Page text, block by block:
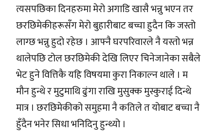
त्यसपछिका दिनहरुमा मेरो अगाडि खासै भन्नु भएन तर
छरछिमेकीहरूसँग मेरो बुहारीबाट बच्चा हुदैन कि जस्तो
लाग्छ भन्नु हुदो रहेछ । आफ्नै घरपरिवारले नै यस्तो भन्न
थालेपछि टोल छरछिमेकी देखि लिएर चिनेजानेका सबैले
भेट हुने वित्तिकै यहि विषयमा कुरा निकाल्न थाले । म
मौन हुन्थे र मुटुमाथि ढुंगा राखि मुसुक्क मुस्कुराई दिन्थे
मात्र । छरछिमेकीको समुहमा नै कतिले त योबाट बच्चा नै
हुँदैन भनेर सिधा भनिदिनु हुन्थ्यो ।